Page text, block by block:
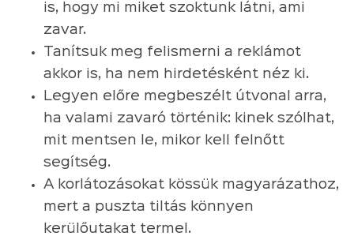
is, hogy mi miket szoktunk látni, ami
zavar.
Tanítsuk meg felismerni a reklámot
akkor is, ha nem hirdetésként néz ki.
Legyen előre megbeszélt útvonal arra,
ha valami zavaró történik: kinek szólhat,
mit mentsen le, mikor kell felnőtt
segítség.
A korlátozásokat kössük magyarázathoz,
mert a puszta tiltás könnyen
kerülőutakat termel.